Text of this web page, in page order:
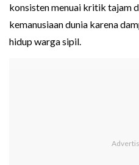
konsisten menuai kritik tajam
kemanusiaan dunia karena
hidup warga sipil.